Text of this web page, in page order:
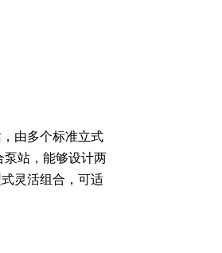
由多个标准立式
泵站，能够设计两
灵活组合，可适